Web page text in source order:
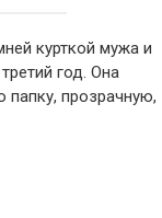
курткой мужа и
год. Она
папку, прозрачную,